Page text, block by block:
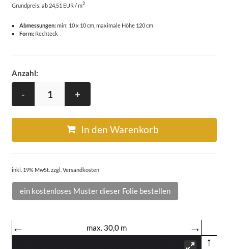
Grundpreis: ab 24,51 EUR / m2
Abmessungen:min: 10 x 10 cm, maximale Höhe 120 cm
Form:Rechteck
Anzahl:
- +
In den Warenkorb
inkl. 19% MwSt. zzgl. Versandkosten
ein kostenloses Muster dieser Folie bestellen
← max. 30,0 m
→
↑